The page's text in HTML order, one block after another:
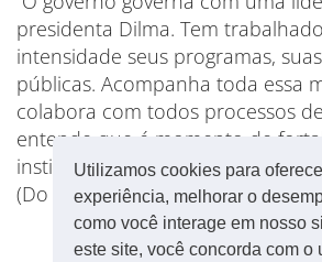
Utilizamos cookies para
experiência, melhorar o
como você interage em nosso
este site, você concorda com o
presidenta Dilma. Tem
intensidade seus programas,
públicas. Acompanha toda essa
colabora com todos processos
entende que é momento de
instituições no nosso país”, disse.
(Do
Portal Forum )